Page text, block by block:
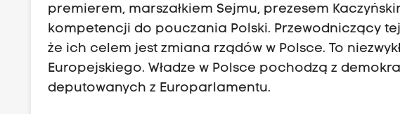
premierem, marszałkiem Sejmu, prezesem
kompetencji do pouczania Polski. Przewodniczący
że ich celem jest zmiana rządów w Polsce. To
Europejskiego. Władze w Polsce pochodzą z
deputowanych z Europarlamentu.